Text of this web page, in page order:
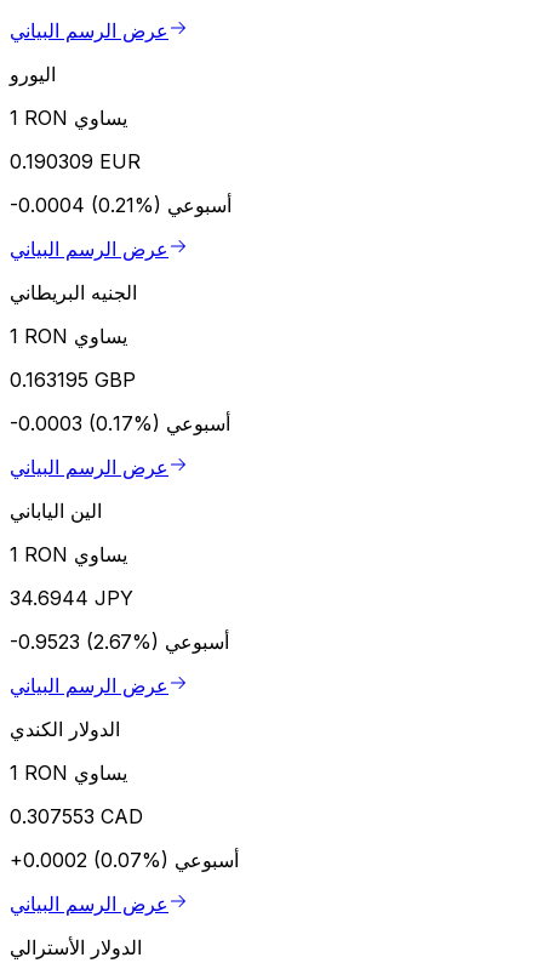
عرض الرسم البياني
اليورو
1 RON يساوي
0.190309 EUR
-0.0004 (0.21%) أسبوعي
عرض الرسم البياني
الجنيه البريطاني
1 RON يساوي
0.163195 GBP
-0.0003 (0.17%) أسبوعي
عرض الرسم البياني
الين الياباني
1 RON يساوي
34.6944 JPY
-0.9523 (2.67%) أسبوعي
عرض الرسم البياني
الدولار الكندي
1 RON يساوي
0.307553 CAD
+0.0002 (0.07%) أسبوعي
عرض الرسم البياني
الدولار الأسترالي